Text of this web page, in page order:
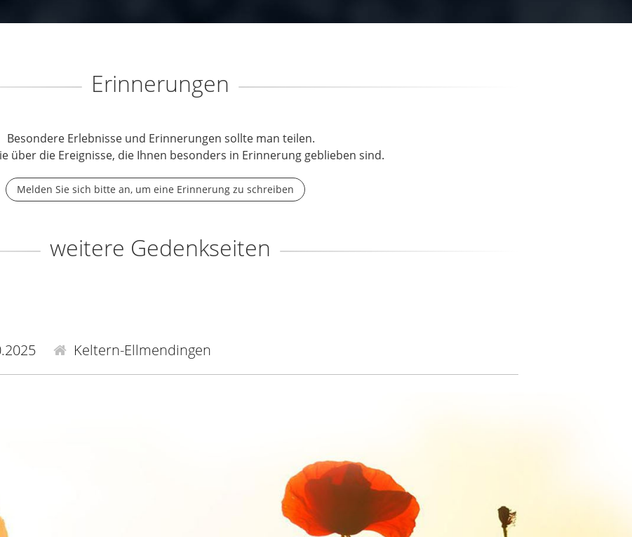
Erinnerungen
Besondere Erlebnisse und Erinnerungen sollte man teilen.
über die Ereignisse, die Ihnen besonders in Erinnerung geblieben sind.
Melden Sie sich bitte an, um eine Erinnerung zu schreiben
weitere Gedenkseiten
Keltern-Ellmendingen